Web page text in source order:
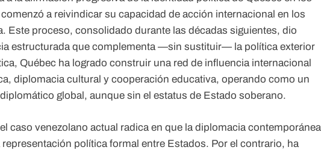
a reivindicar su capacidad de acción internacional en los
Este proceso, consolidado durante las décadas siguientes, dio
estructurada que complementa —sin sustituir— la política exterior
Québec ha logrado construir una red de influencia internacional
diplomacia cultural y cooperación educativa, operando como un
global, aunque sin el estatus de Estado soberano.
caso venezolano actual radica en que la diplomacia contemporánea
política formal entre Estados. Por el contrario, ha